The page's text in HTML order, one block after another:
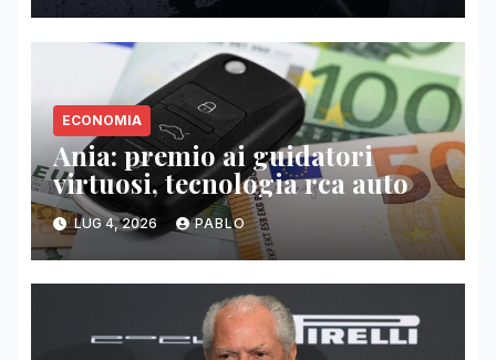
ECONOMIA
Ania: premio ai guidatori
virtuosi, tecnologia rca auto
LUG 4, 2026 PABLO